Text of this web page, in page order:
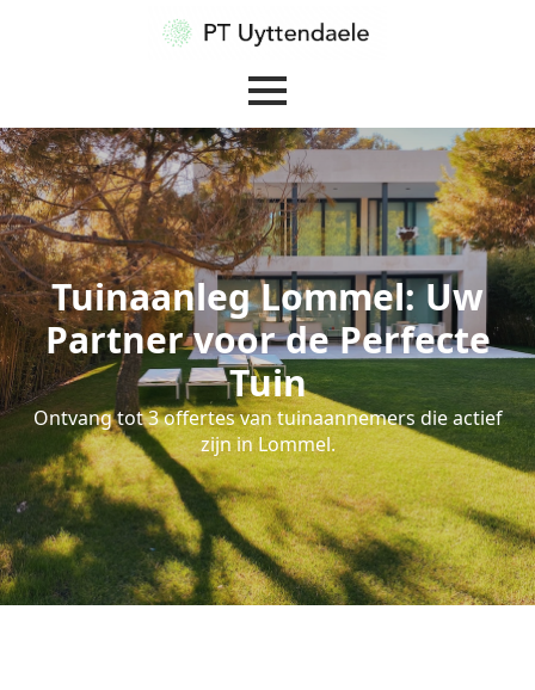
Tuinaanleg Lommel: Uw
Partner voor de Perfecte
Tuin
Ontvang tot 3 offertes van tuinaannemers die actief
zijn in Lommel.